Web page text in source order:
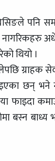
पनि
थियो ।
ग्राहक
छन् भने
फाइदा
बस्न बाध्य